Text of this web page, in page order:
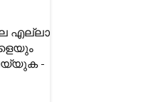
എല്ലാ
-